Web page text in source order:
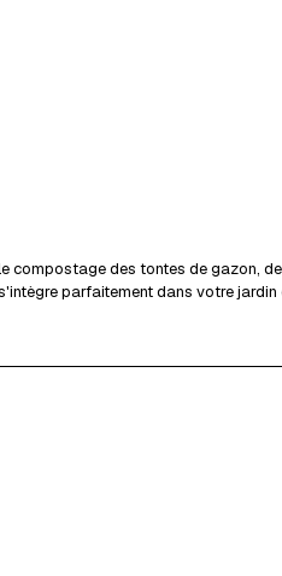
compostage des tontes de gazon,
parfaitement dans votre jardin